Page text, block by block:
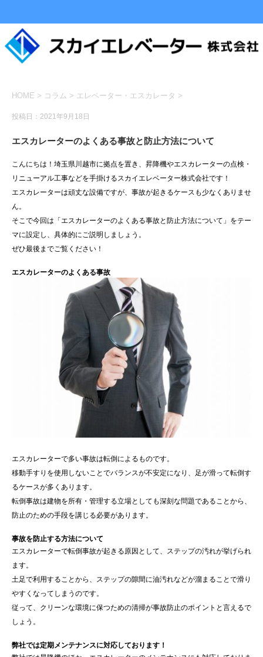
HOME > コラム > エレベーター・エスカレータ >
投稿日：2021年9月18日
エスカレーターのよくある事故と防止方法について
こんにちは！埼玉県川越市に拠点を置き、昇降機やエスカレーターの点検・
リニューアル工事などを手掛けるスカイエレベーター株式会社です！
エスカレーターは頑丈な設備ですが、事故が起きるケースも少なくありませ
ん。
そこで今回は「エスカレーターのよくある事故と防止方法について」をテー
マに設定し、具体的にご説明しましょう。
ぜひ最後までご覧ください！
エスカレーターのよくある事故
エスカレーターで多い事故は転倒によるものです。
移動手すりを使用しないことでバランスが不安定になり、足が滑って転倒す
るケースが多くあります。
転倒事故は建物を所有・管理する立場としても深刻な問題であることから、
防止のための手段を講じる必要があります。
事故を防止する方法について
エスカレーターで転倒事故が起きる原因として、ステップの汚れが挙げられ
ます。
土足で利用することから、ステップの隙間に油汚れなどが溜まることで滑り
やすくなってしまうのです。
従って、クリーンな環境に保つための清掃が事故防止のポイントと言えるで
しょう。
弊社では定期メンテナンスに対応しております！